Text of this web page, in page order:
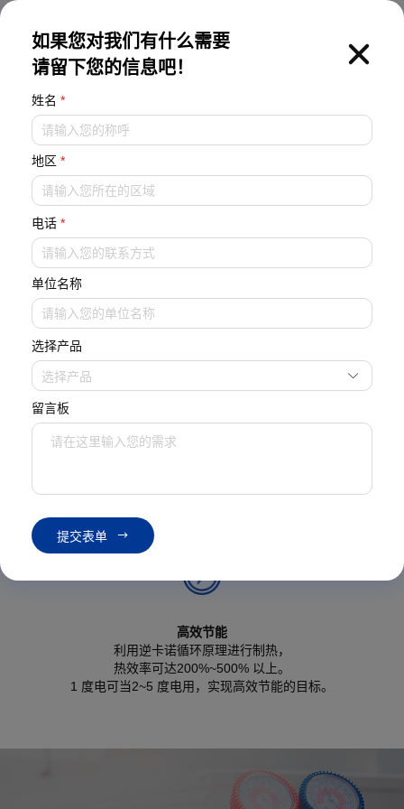
如果您对我们有什么需要
请留下您的信息吧！
姓名 *
地区 *
电话 *
单位名称
选择产品
选择产品
留言板
提交表单
空气源热泵机组
首页 产品中心
高效节能
利用逆卡诺循环原理进行制热，
热效率可达200%~500% 以上。
1 度电可当2~5 度电用，实现高效节能的目标。